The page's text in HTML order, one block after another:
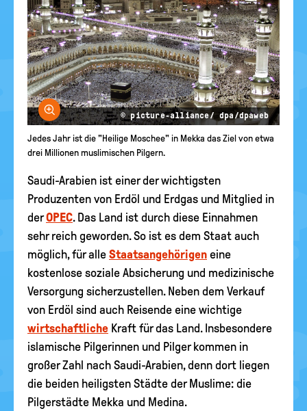
Bild vergrößern
© picture-alliance/ dpa/dpaweb
Jedes Jahr ist die "Heilige Moschee" in Mekka das Ziel von etwa
drei Millionen muslimischen Pilgern.
Saudi-Arabien ist einer der wichtigsten
Produzenten von Erdöl und Erdgas und Mitglied in
derOPEC. Das Land ist durch diese Einnahmen
sehr reich geworden. So ist es dem Staat auch
möglich, für alle Staatsangehörigen eine
kostenlose soziale Absicherung und medizinische
Versorgung sicherzustellen. Neben dem Verkauf
von Erdöl sind auch Reisende eine wichtige
wirtschaftliche Kraft für das Land. Insbesondere
islamische Pilgerinnen und Pilger kommen in
großer Zahl nach Saudi-Arabien, denn dort liegen
die beiden heiligsten Städte der Muslime: die
Pilgerstädte Mekka und Medina.